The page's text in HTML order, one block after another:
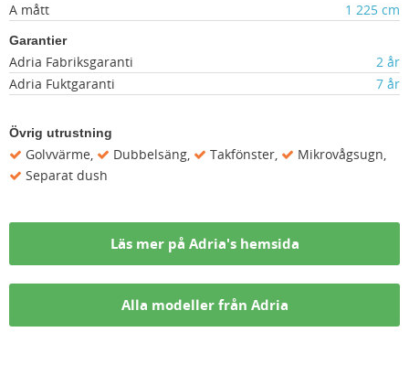
A mått
1 225 cm
Garantier
Adria Fabriksgaranti
2 år
Adria Fuktgaranti
7 år
Övrig utrustning
Golvvärme, Dubbelsäng, Takfönster,
Mikrovågsugn,
Separat dush
Läs mer på Adria's hemsida
Alla modeller från Adria